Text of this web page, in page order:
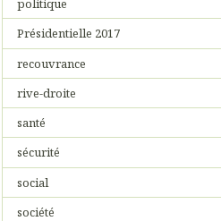
politique
Présidentielle 2017
recouvrance
rive-droite
santé
sécurité
social
société